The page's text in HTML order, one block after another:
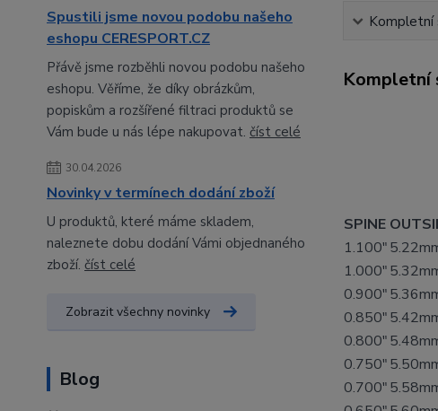
Spustili jsme novou podobu našeho
eshopu CERESPORT.CZ
Přávě jsme rozběhli novou podobu našeho
eshopu. Věříme, že díky obrázkům,
popiskům a rozšířené filtraci produktů se
Vám bude u nás lépe nakupovat. číst celé
30.04.2026
Novinky v termínech dodání zboží
U produktů, které máme skladem,
naleznete dobu dodání Vámi objednaného
zboží. číst celé
Zobrazit všechny novinky
Blog
Kompletní
Kompletní
SPINE
1.100"
1.000"
0.900"
0.850"
0.800"
0.750"
0.700"